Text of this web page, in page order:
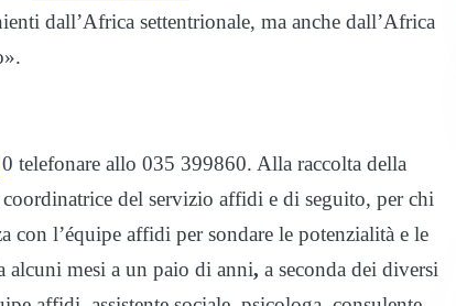
dall’Africa settentrionale, ma anche dall’Africa
0 telefonare allo 035 399860. Alla raccolta della
del servizio affidi e di seguito, per chi
con l’équipe affidi per sondare le potenzialità e le
alcuni mesi a un paio di anni, a seconda dei diversi